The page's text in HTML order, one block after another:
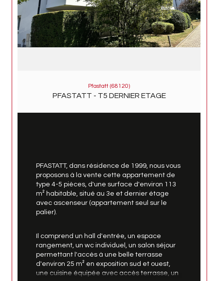
Pfastatt (68120)
PFASTATT - T5 DERNIER ETAGE
PFASTATT, dans résidence de 1999, nous vous
proposons à la vente cette appartement de
type 4-5 pièces, d'une surface d'environ 113
m² habitable, situé au 3e et dernier étage
avec ascenseur (appartement seul sur le
palier).
Il comprend un hall d'entrée, un espace
rangement, un wc individuel, un salon séjour
permettant l'accès à une belle terrasse
d'environ 25 m² en exposition sud et ouest,
une cuisine équipée avec accès terrasse, un